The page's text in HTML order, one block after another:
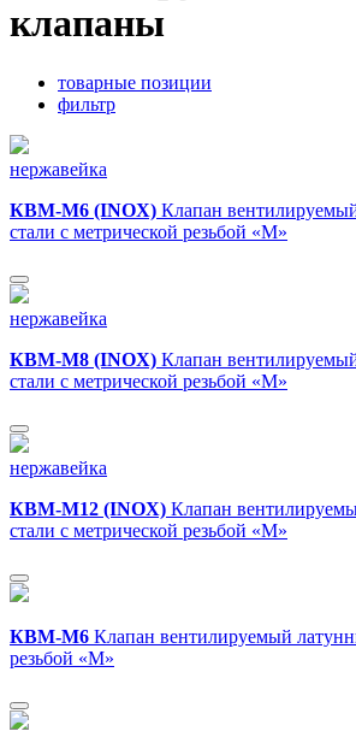
клапаны
товарные позиции
фильтр
нержавейка
КВМ-М6 (INOX) Клапан
стали с метрической резьбой «M»
нержавейка
КВМ-М8 (INOX) Клапан
стали с метрической резьбой «M»
нержавейка
КВМ-М12 (INOX) Клапан
стали с метрической резьбой «M»
КВМ-М6 Клапан вентилируемый
резьбой «M»